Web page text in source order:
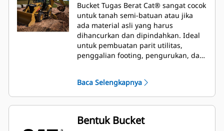
Bucket Tugas Berat Cat® sangat cocok
untuk tanah semi-batuan atau jika
ada material asli yang harus
dihancurkan dan dipindahkan. Ideal
untuk pembuatan parit utilitas,
penggalian footing, pengurukan, dan
utilitas.
Baca Selengkapnya
Bentuk Bucket